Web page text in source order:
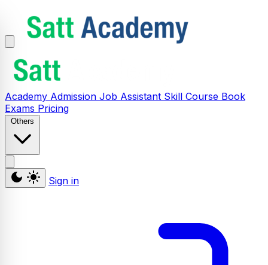
Academy Admission Job Assistant Skill Course Book
Exams Pricing
Others
Sign in